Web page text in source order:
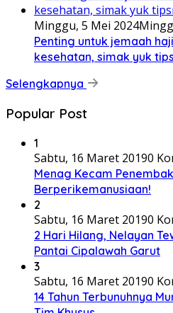
Minggu, 5 Mei 2024
Penting untuk jemaah
kesehatan, simak yuk
Selengkapnya
Popular Post
1
Sabtu, 16 Maret 20190
Menag Kecam
Berperikemanusiaan!
2
Sabtu, 16 Maret 20190
2 Hari Hilang, Nelayan
Pantai Cipalawah Garut
3
Sabtu, 16 Maret 20190
14 Tahun Terbunuhnya